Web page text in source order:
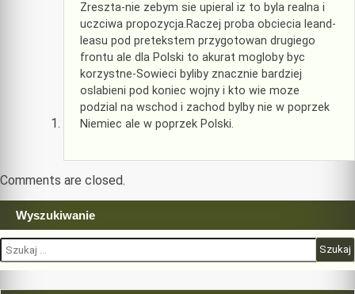
Zreszta-nie zebym sie upieral iz to byla realna i
uczciwa propozycja.Raczej proba obciecia leand-
leasu pod pretekstem przygotowan drugiego
frontu ale dla Polski to akurat mogloby byc
korzystne-Sowieci byliby znacznie bardziej
oslabieni pod koniec wojny i kto wie moze
podzial na wschod i zachod bylby nie w poprzek
Niemiec ale w poprzek Polski.
Comments are closed.
Wyszukiwanie
Szukaj: